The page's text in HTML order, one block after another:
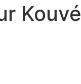
Kouvé